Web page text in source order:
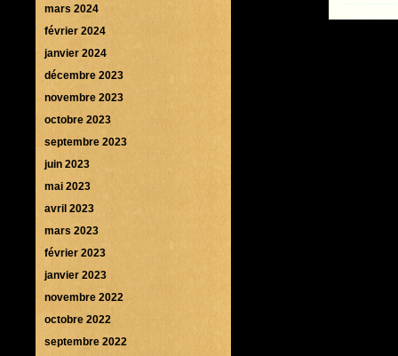
mars 2024
février 2024
janvier 2024
décembre 2023
novembre 2023
octobre 2023
septembre 2023
juin 2023
mai 2023
avril 2023
mars 2023
février 2023
janvier 2023
novembre 2022
octobre 2022
septembre 2022